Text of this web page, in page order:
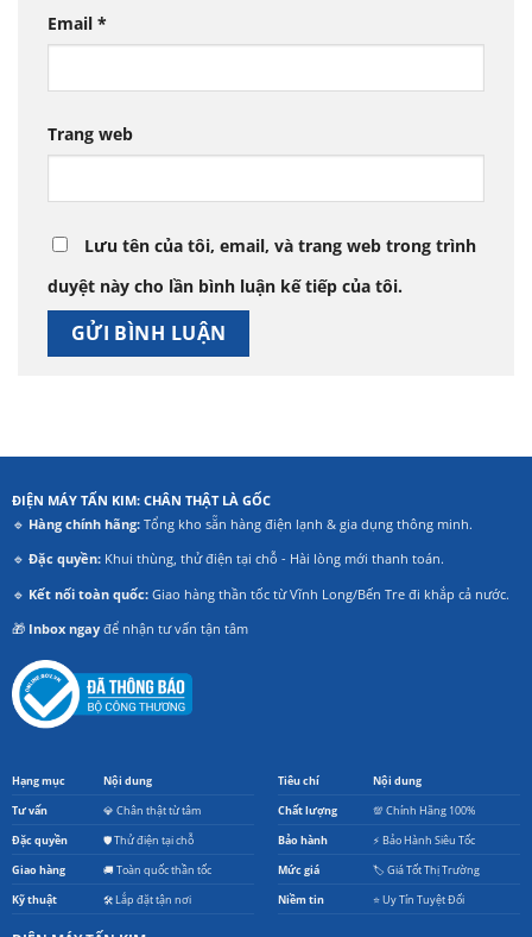
Email *
Trang web
Lưu tên của tôi, email, và trang web trong trình
duyệt này cho lần bình luận kế tiếp của tôi.
ĐIỆN MÁY TẤN KIM: CHÂN THẬT LÀ GỐC
🔹 Hàng chính hãng:Tổng kho sẵn hàng điện lạnh & gia dụng thông minh.
🔹 Đặc quyền:Khui thùng, thử điện tại chỗ - Hài lòng mới thanh toán.
🔹 Kết nối toàn quốc:Giao hàng thần tốc từ Vĩnh Long/Bến Tre đi khắp cả nước.
🎁 Inbox ngayđể nhận tư vấn tận tâm
Hạng mục Nội dung
Tư vấn 💎 Chân thật từ tâm
Đặc quyền 🛡️ Thử điện tại chỗ
Giao hàng 🚚 Toàn quốc thần tốc
Kỹ thuật 🛠️ Lắp đặt tận nơi
Tiêu chí Nội dung
Chất lượng 💯 Chính Hãng 100%
Bảo hành ⚡ Bảo Hành Siêu Tốc
Mức giá 🏷️ Giá Tốt Thị Trường
Niềm tin ⭐ Uy Tín Tuyệt Đối